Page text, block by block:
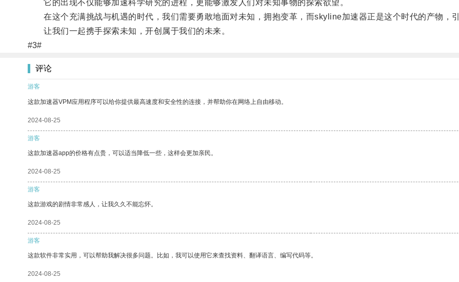
它的出现不仅能够加速科学研究的进程，更能够激发人们对未知事物的探索欲望。
在这个充满挑战与机遇的时代，我们需要勇敢地面对未知，拥抱变革，而skyline加速器正是这个时代的产物，引
让我们一起携手探索未知，开创属于我们的未来。
#3#
评论
游客
这款加速器VPM应用程序可以给你提供最高速度和安全性的连接，并帮助你在网络上自由移动。
2024-08-25
游客
这款加速器app的价格有点贵，可以适当降低一些，这样会更加亲民。
2024-08-25
游客
这款游戏的剧情非常感人，让我久久不能忘怀。
2024-08-25
游客
这款软件非常实用，可以帮助我解决很多问题。比如，我可以使用它来查找资料、翻译语言、编写代码等。
2024-08-25